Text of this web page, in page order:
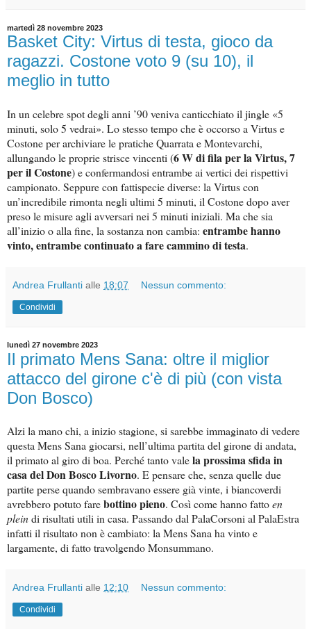
martedì 28 novembre 2023
Basket City: Virtus di testa, gioco da
ragazzi. Costone voto 9 (su 10), il
meglio in tutto
In un celebre spot degli anni ’90 veniva canticchiato il jingle «5
minuti, solo 5 vedrai». Lo stesso tempo che è occorso a Virtus e
Costone per archiviare le pratiche Quarrata e Montevarchi,
allungando le proprie strisce vincenti (6 W di fila per la Virtus, 7
per il Costone) e confermandosi entrambe ai vertici dei rispettivi
campionato. Seppure con fattispecie diverse: la Virtus con
un’incredibile rimonta negli ultimi 5 minuti, il Costone dopo aver
preso le misure agli avversari nei 5 minuti iniziali. Ma che sia
all’inizio o alla fine, la sostanza non cambia: entrambe hanno
vinto, entrambe continuato a fare cammino di testa.
Andrea Frullanti alle 18:07 Nessun commento:
Condividi
lunedì 27 novembre 2023
Il primato Mens Sana: oltre il miglior
attacco del girone c'è di più (con vista
Don Bosco)
Alzi la mano chi, a inizio stagione, si sarebbe immaginato di vedere
questa Mens Sana giocarsi, nell’ultima partita del girone di andata,
il primato al giro di boa. Perché tanto valela prossima sfida in
casa del Don Bosco Livorno. E pensare che, senza quelle due
partite perse quando sembravano essere già vinte, i biancoverdi
avrebbero potuto farebottino pieno. Così come hanno fattoen
pleindi risultati utili in casa. Passando dal PalaCorsoni al PalaEstra
infatti il risultato non è cambiato: la Mens Sana ha vinto e
largamente, di fatto travolgendo Monsummano.
Andrea Frullanti alle 12:10 Nessun commento:
Condividi